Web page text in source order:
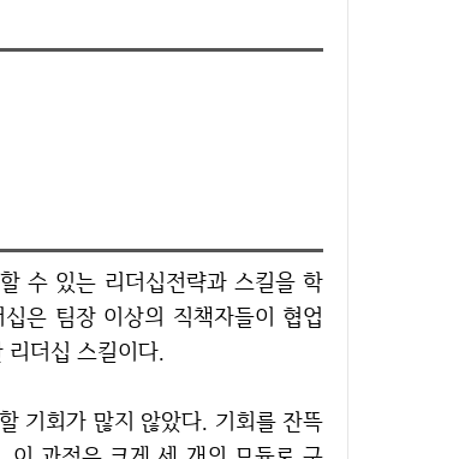
은 팀장 이상의 직책자들이 협업
더십 스킬이다.